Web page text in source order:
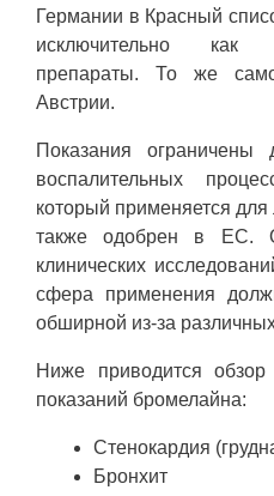
Германии в Красный
исключительно как
препараты. То же
Австрии.
Показания ограничены
воспалительных
который применяется
также одобрен в ЕС.
клинических
сфера применения
обширной из-за
Ниже приводится обзор
показаний бромелайна:
Стенокардия
Бронхит